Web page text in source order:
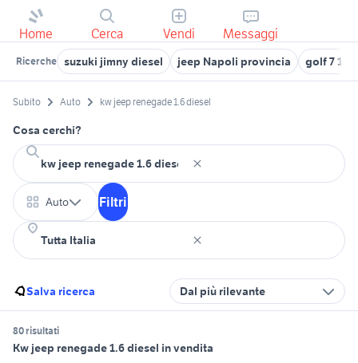
Home Cerca Vendi Messaggi
Ricerche suzuki jimny diesel jeep Napoli provincia golf 7 1.6
Subito Auto kw jeep renegade 1.6 diesel
Cosa cerchi?
Auto Filtri
Salva ricerca Dal più rilevante
80 risultati
Kw jeep renegade 1.6 diesel in vendita